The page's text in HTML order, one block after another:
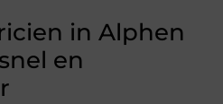
in Alphen
en